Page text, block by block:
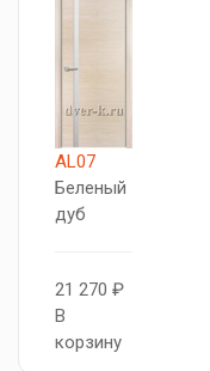
AL07
Беленый
дуб
21 270 ₽
В
корзину